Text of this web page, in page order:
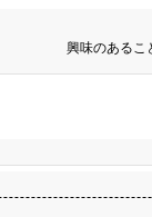
興味のあるこ